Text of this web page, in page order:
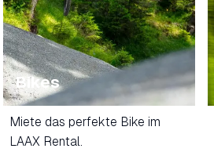
Bikes
Miete das perfekte Bike im
LAAX Rental.